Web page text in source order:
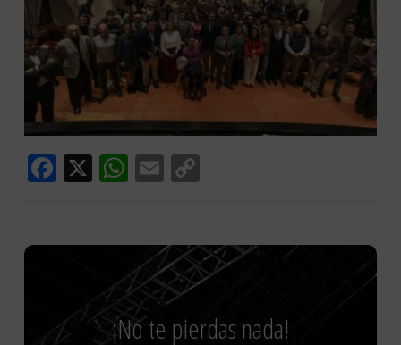
Facebook
X WhatsApp
Email
¡No te pierdas nada!